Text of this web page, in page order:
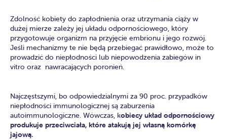
Zdolność kobiety do zapłodnienia oraz utrzymania ciąży w
dużej mierze zależy jej układu odpornościowego, który
przygotowuje organizm na przyjęcie embrionu i jego rozwój.
Jeśli mechanizmy te nie będą przebiegać prawidłowo, może to
prowadzić do niepłodności lub niepowodzenia zabiegów in
vitro oraz nawracających poronień.
Najczęstszymi, bo odpowiedzialnymi za 90 proc. przypadków
niepłodności immunologicznej są zaburzenia
autoimmunologiczne. Wówczas, kobiecy układ odpornościowy
produkuje przeciwciała, które atakują jej własną komórkę
jajową.